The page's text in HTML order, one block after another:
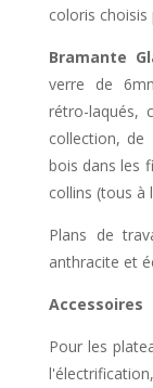
coloris
Bramante
verre de
rétro-laqués,
collection, de
bois dans les
collins (tous à
Plans de
anthracite et
Accessoires
Pour les